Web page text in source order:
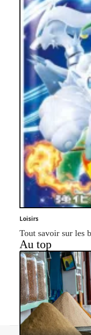
Loisirs
Tout savoir sur les
Au top